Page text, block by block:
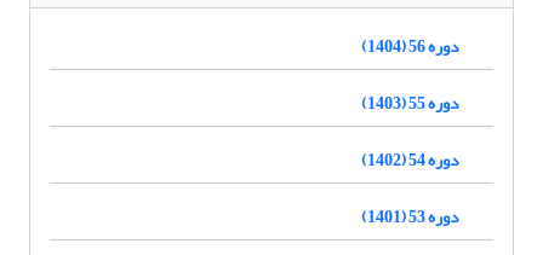
دوره 56 (1404)
دوره 55 (1403)
دوره 54 (1402)
دوره 53 (1401)